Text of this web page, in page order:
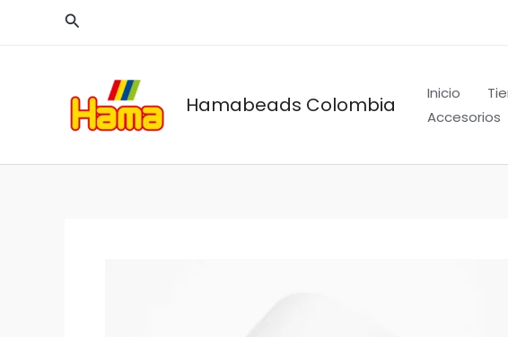
Buscar
Hamabeads Colombia Inicio
Accesorios